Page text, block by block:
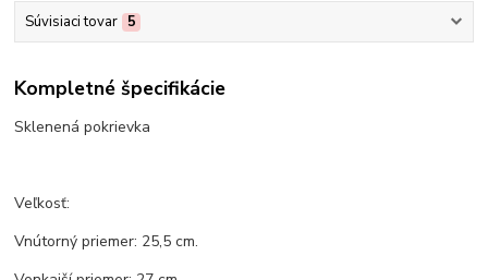
Súvisiaci tovar 5
Kompletné špecifikácie
Sklenená pokrievka
Veľkosť:
Vnútorný priemer: 25,5 cm.